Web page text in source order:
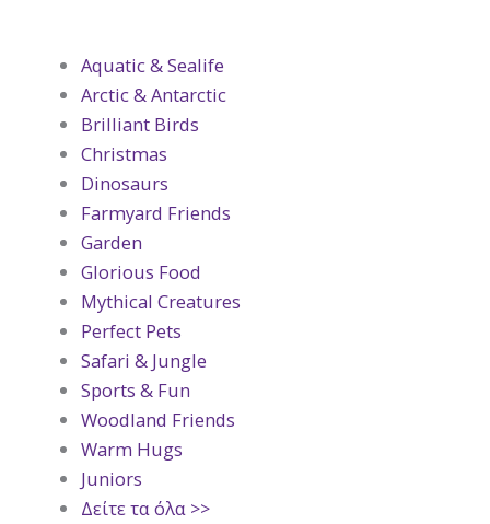
Aquatic & Sealife
Arctic & Antarctic
Brilliant Birds
Christmas
Dinosaurs
Farmyard Friends
Garden
Glorious Food
Mythical Creatures
Perfect Pets
Safari & Jungle
Sports & Fun
Woodland Friends
Warm Hugs
Juniors
Δείτε τα όλα >>